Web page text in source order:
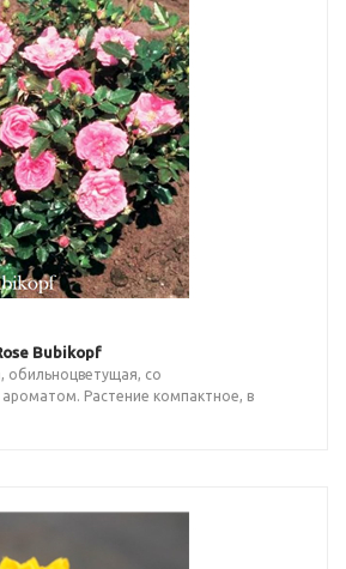
Bubikopf
обильноцветущая, со
Растение компактное, в